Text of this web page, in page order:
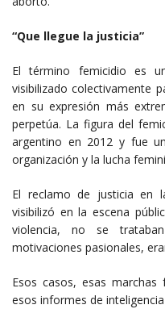
“Que llegue la justicia”
El término femicidio es
visibilizado colectivamente
en su expresión más
perpetúa. La figura del
argentino en 2012 y fue
organización y la lucha
El reclamo de justicia en
visibilizó en la escena
violencia, no se
motivaciones pasionales,
Esos casos, esas
esos informes de